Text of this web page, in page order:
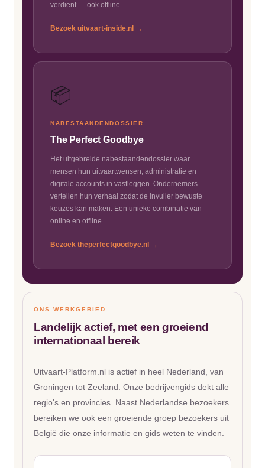
verdient — ook offline.
Bezoek uitvaart-inside.nl →
📦
NABESTAANDENDOSSIER
The Perfect Goodbye
Het uitgebreide nabestaandendossier waar
mensen hun uitvaartwensen, administratie en
digitale accounts in vastleggen. Ondernemers
vertellen hun verhaal zodat de invuller bewuste
keuzes kan maken. Een unieke combinatie van
online en offline.
Bezoek theperfectgoodbye.nl →
ONS WERKGEBIED
Landelijk actief, met een groeiend
internationaal bereik
Uitvaart-Platform.nl is actief in heel Nederland, van
Groningen tot Zeeland. Onze bedrijvengids dekt alle
regio's en provincies. Naast Nederlandse bezoekers
bereiken we ook een groeiende groep bezoekers uit
België die onze informatie en gids weten te vinden.